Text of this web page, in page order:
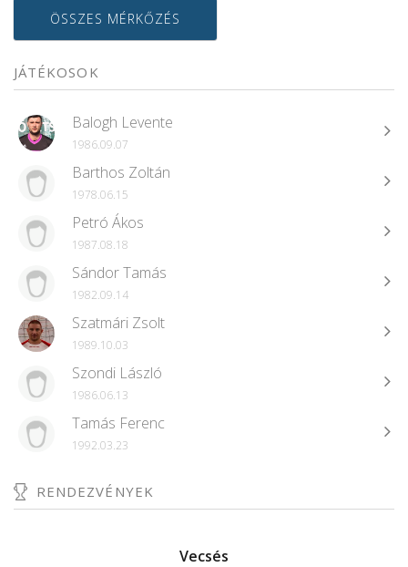
ÖSSZES MÉRKŐZÉS
JÁTÉKOSOK
Balogh Levente
1986.09.07
Barthos Zoltán
1978.06.15
Petró Ákos
1987.08.18
Sándor Tamás
1982.09.14
Szatmári Zsolt
1989.10.03
Szondi László
1986.06.13
Tamás Ferenc
1992.03.23
RENDEZVÉNYEK
Vecsés